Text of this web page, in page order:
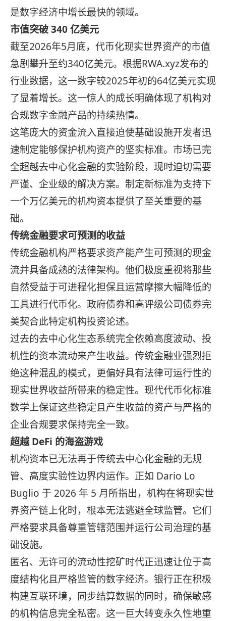
是数字经济中增长最快的领域。
市值突破 340 亿美元
截至2026年5月底，代币化现实世界资产的市值
急剧攀升至约340亿美元。根据RWA.xyz发布的
行业数据，这一数字较2025年初的64亿美元实现
了显着增长。这一惊人的成长明确体现了机构对
合规数字金融产品的持续热情。
这笔庞大的资金流入直接迫使基础设施开发者迅
速制定能够保护机构资产的坚实标准。市场已完
全超越去中心化金融的实验阶段，现时迫切需要
严谨、企业级的解决方案。制定新标准为支持下
一个万亿美元的机构资本提供了至关重要的基
础。
传统金融要求可预测的收益
传统金融机构严格要求资产能产生可预测的现金
流并具备成熟的法律架构。他们极度重视将那些
自然受益于可进程化担保且运营摩擦大幅降低的
工具进行代币化。政府债券和高评级公司债券完
美契合此特定机构投资论述。
过去的去中心化生态系统完全依赖高度波动、投
机性的资本流动来产生收益。传统金融业强烈拒
绝这种混乱的模式，更偏好具有法律可运行性的
现实世界收益所带来的稳定性。现代代币化标准
数学上保证这些稳定且产生收益的资产与严格的
企业合规要求保持完全一致。
超越 DeFi 的海盗游戏
机构资本已无法再于传统去中心化金融的无规
管、高度实验性边界内运作。正如 Dario Lo
Buglio 于 2026 年 5 月所指出，机构在将现实世
界资产链上化时，根本无法逃避全球监管。它们
严格要求具备尊重管辖范围并运行公司治理的基
础设施。
匿名、无许可的流动性挖矿时代正迅速让位于高
度结构化且严格监管的数字经济。银行正在积极
构建互联环境，同步结算数据的同时，确保敏感
的机构信息完全私密。这一巨大转变永久性地重